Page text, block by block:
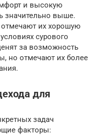
и высокую
значительно выше.
их хорошую
сурового
за возможность
но отмечают их более
для
задач
факторы: